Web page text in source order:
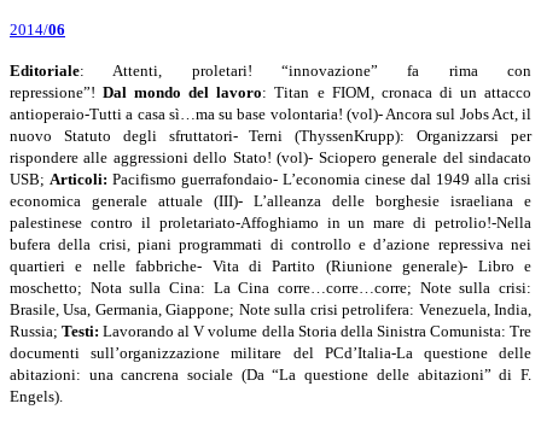
2014/06
Editoriale: Attenti, proletari! “innovazione” fa rima con
repressione”!Dal mondo del lavoro: Titan e FIOM, cronaca di un attacco
antioperaio-Tutti a casa sì…ma su base volontaria! (vol)- Ancora sul Jobs Act, il
nuovo Statuto degli sfruttatori- Terni (ThyssenKrupp): Organizzarsi per
rispondere alle aggressioni dello Stato! (vol)- Sciopero generale del sindacato
USB; Articoli: Pacifismo guerrafondaio- L’economia cinese dal 1949 alla crisi
economica generale attuale (III)- L’alleanza delle borghesie israeliana e
palestinese contro il proletariato-Affoghiamo in un mare di petrolio!-Nella
bufera della crisi, piani programmati di controllo e d’azione repressiva nei
quartieri e nelle fabbriche- Vita di Partito (Riunione generale)- Libro e
moschetto; Nota sulla Cina: La Cina corre…corre…corre; Note sulla crisi:
Brasile, Usa, Germania, Giappone; Note sulla crisi petrolifera: Venezuela, India,
Russia;Testi:Lavorando al V volume della Storia della Sinistra Comunista: Tre
documenti sull’organizzazione militare del PCd’Italia-La questione delle
abitazioni: una cancrena sociale (Da “La questione delle abitazioni” di F.
Engels).